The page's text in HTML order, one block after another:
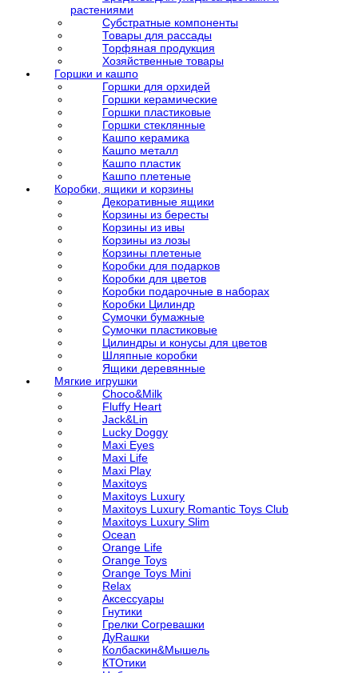
растениями
Субстратные компоненты
Товары для рассады
Торфяная продукция
Хозяйственные товары
Горшки и кашпо
Горшки для орхидей
Горшки керамические
Горшки пластиковые
Горшки стеклянные
Кашпо керамика
Кашпо металл
Кашпо пластик
Кашпо плетеные
Коробки, ящики и корзины
Декоративные ящики
Корзины из бересты
Корзины из ивы
Корзины из лозы
Корзины плетеные
Коробки для подарков
Коробки для цветов
Коробки подарочные в наборах
Коробки Цилиндр
Сумочки бумажные
Сумочки пластиковые
Цилиндры и конусы для цветов
Шляпные коробки
Ящики деревянные
Мягкие игрушки
Choco&Milk
Fluffy Heart
Jack&Lin
Lucky Doggy
Maxi Eyes
Maxi Life
Maxi Play
Maxitoys
Maxitoys Luxury
Maxitoys Luxury Romantic Toys Club
Maxitoys Luxury Slim
Ocean
Orange Life
Orange Toys
Orange Toys Mini
Relax
Аксессуары
Гнутики
Грелки Согревашки
ДуRашки
Колбаскин&Мышель
КТОтики